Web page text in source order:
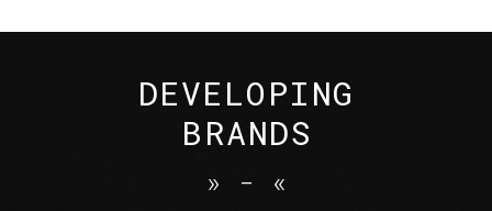
DEVELOPING
BRANDS
» - «